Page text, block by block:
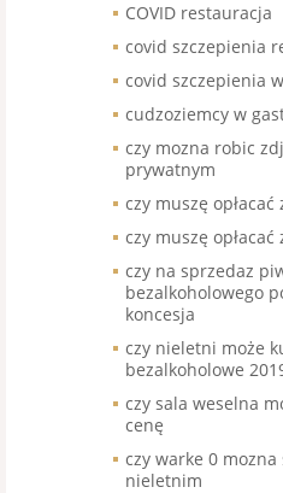
COVID restauracja
covid szczepienia
covid szczepienia
cudzoziemcy w
czy mozna robic
prywatnym
czy muszę opłacać
czy muszę opłacać
czy na sprzedaz
bezalkoholowego
koncesja
czy nieletni może
bezalkoholowe
czy sala weselna
cenę
czy warke 0
nieletnim